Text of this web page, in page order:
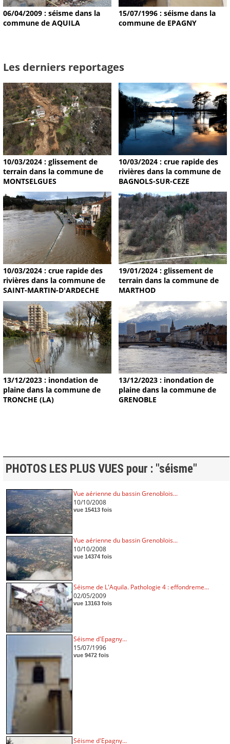
06/04/2009 : séisme dans la
commune de AQUILA
15/07/1996 : séisme dans la
commune de EPAGNY
Les derniers reportages
10/03/2024 : glissement de
terrain dans la commune de
MONTSELGUES
10/03/2024 : crue rapide des
rivières dans la commune de
BAGNOLS-SUR-CEZE
10/03/2024 : crue rapide des
rivières dans la commune de
SAINT-MARTIN-D'ARDECHE
19/01/2024 : glissement de
terrain dans la commune de
MARTHOD
13/12/2023 : inondation de
plaine dans la commune de
TRONCHE (LA)
13/12/2023 : inondation de
plaine dans la commune de
GRENOBLE
PHOTOS LES PLUS VUES pour : "séisme"
Vue aérienne du bassin Grenoblois...
10/10/2008
vue 15413 fois
Vue aérienne du bassin Grenoblois...
10/10/2008
vue 14374 fois
Séisme de L'Aquila. Pathologie 4 : effondreme...
02/05/2009
vue 13163 fois
Séisme d'Epagny...
15/07/1996
vue 9472 fois
Séisme d'Epagny...